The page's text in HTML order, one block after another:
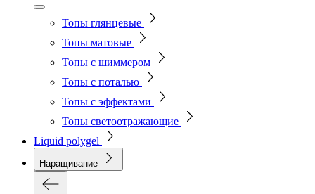
Топы глянцевые
Топы матовые
Топы с шиммером
Топы с поталью
Топы с эффектами
Топы светоотражающие
Liquid polygel
Наращивание